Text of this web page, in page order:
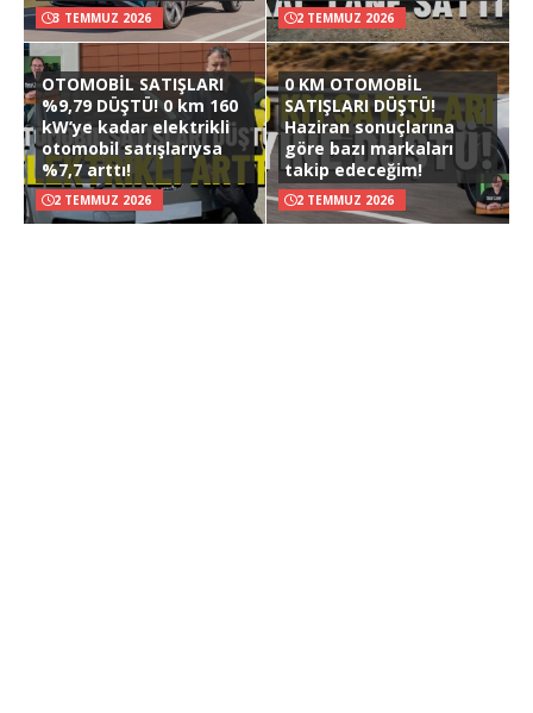
3 TEMMUZ 2026 2 TEMMUZ 2026
OTOMOBİL SATIŞLARI
%9,79 DÜŞTÜ! 0 km 160
kW’ye kadar elektrikli
otomobil satışlarıysa
%7,7 arttı!
2 TEMMUZ 2026
0 KM OTOMOBİL
SATIŞLARI DÜŞTÜ!
Haziran sonuçlarına
göre bazı markaları
takip edeceğim!
2 TEMMUZ 2026